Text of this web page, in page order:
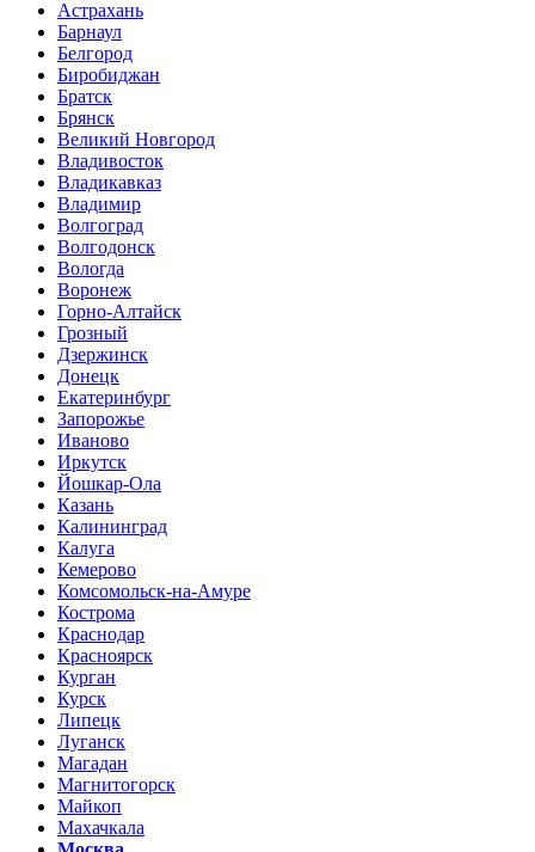
Астрахань
Барнаул
Белгород
Биробиджан
Братск
Брянск
Великий Новгород
Владивосток
Владикавказ
Владимир
Волгоград
Волгодонск
Вологда
Воронеж
Горно-Алтайск
Грозный
Дзержинск
Донецк
Екатеринбург
Запорожье
Иваново
Иркутск
Йошкар-Ола
Казань
Калининград
Калуга
Кемерово
Комсомольск-на-Амуре
Кострома
Краснодар
Красноярск
Курган
Курск
Липецк
Луганск
Магадан
Магнитогорск
Майкоп
Махачкала